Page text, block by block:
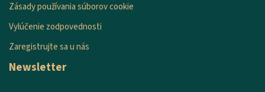
Zásady používania súborov cookie
Vylúčenie zodpovednosti
Zaregistrujte sa u nás
Newsletter